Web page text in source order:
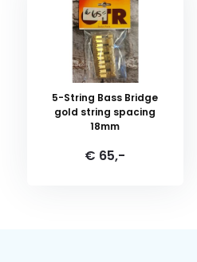
5-String Bass Bridge
gold string spacing
18mm
€ 65,-